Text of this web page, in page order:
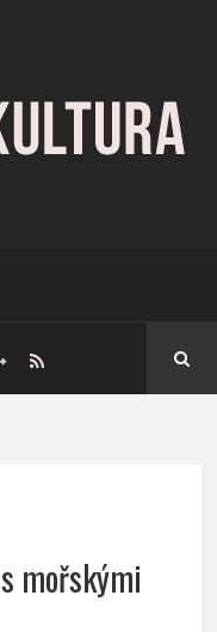
mořskými